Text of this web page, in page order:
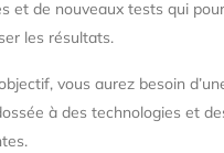
et de nouveaux tests qui
les résultats.
vous aurez besoin
à des technologies et